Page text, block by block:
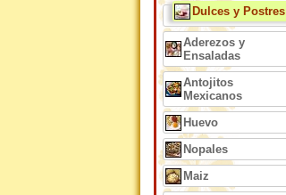
Dulces y Postres
Aderezos y
Ensaladas
Antojitos
Mexicanos
Huevo
Nopales
Maiz